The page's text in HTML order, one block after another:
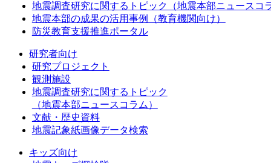
地震調査研究に関するトピック（地震本部ニュースコ
地震本部の成果の活用事例（教育機関向け）
防災教育支援推進ポータル
研究者向け
研究プロジェクト
観測施設
地震調査研究に関するトピック
（地震本部ニュースコラム）
文献・歴史資料
地震記象紙画像データ検索
キッズ向け